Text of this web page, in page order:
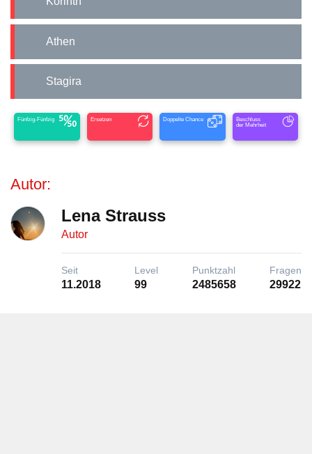
Athen
Stagira
Fünfzig-Fünfzig Ersetzen Doppelte Chance
Beschluss
der Mehrheit
Autor:
Lena Strauss
Autor
Seit
11.2018
Level
99
Punktzahl
2485658
Fragen
29922